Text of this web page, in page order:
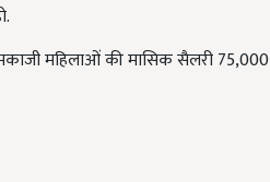
महिलाओं की मासिक सैलरी 75,000